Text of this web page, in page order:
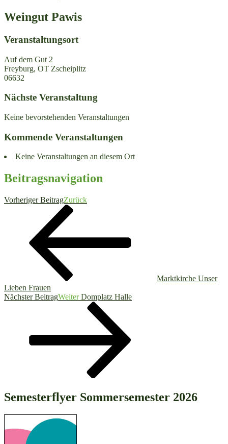
Weingut Pawis
Veranstaltungsort
Auf dem Gut 2
Freyburg, OT Zscheiplitz
06632
Nächste Veranstaltung
Keine bevorstehenden Veranstaltungen
Kommende Veranstaltungen
Keine Veranstaltungen an diesem Ort
Beitragsnavigation
Vorheriger BeitragZurück
Marktkirche Unser
Lieben Frauen
Nächster BeitragWeiter Domplatz Halle
Semesterflyer Sommersemester 2026